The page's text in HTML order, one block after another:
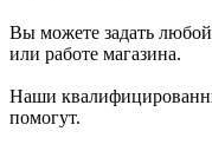
Вы можете задать
или работе магазина.
Наши
помогут.